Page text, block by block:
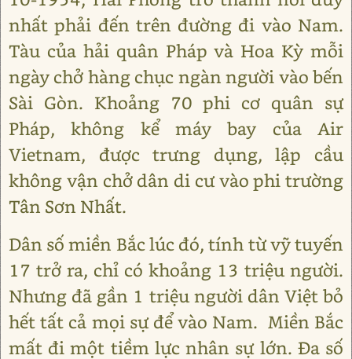
nhất phải đến trên đường đi vào Nam.
Tàu của hải quân Pháp và Hoa Kỳ mỗi
ngày chở hàng chục ngàn người vào bến
Sài Gòn. Khoảng 70 phi cơ quân sự
Pháp, không kể máy bay của Air
Vietnam, được trưng dụng, lập cầu
không vận chở dân di cư vào phi trường
Tân Sơn Nhất.
Dân số miền Bắc lúc đó, tính từ vỹ tuyến
17 trở ra, chỉ có khoảng 13 triệu người.
Nhưng đã gần 1 triệu người dân Việt bỏ
hết tất cả mọi sự để vào Nam. Miền Bắc
mất đi một tiềm lực nhân sự lớn. Đa số